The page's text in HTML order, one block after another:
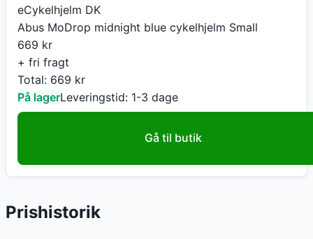
eCykelhjelm DK
Abus MoDrop midnight blue cykelhjelm Small
669 kr
+ fri fragt
Total: 669 kr
På lagerLeveringstid: 1-3 dage
Gå til butik
Prishistorik